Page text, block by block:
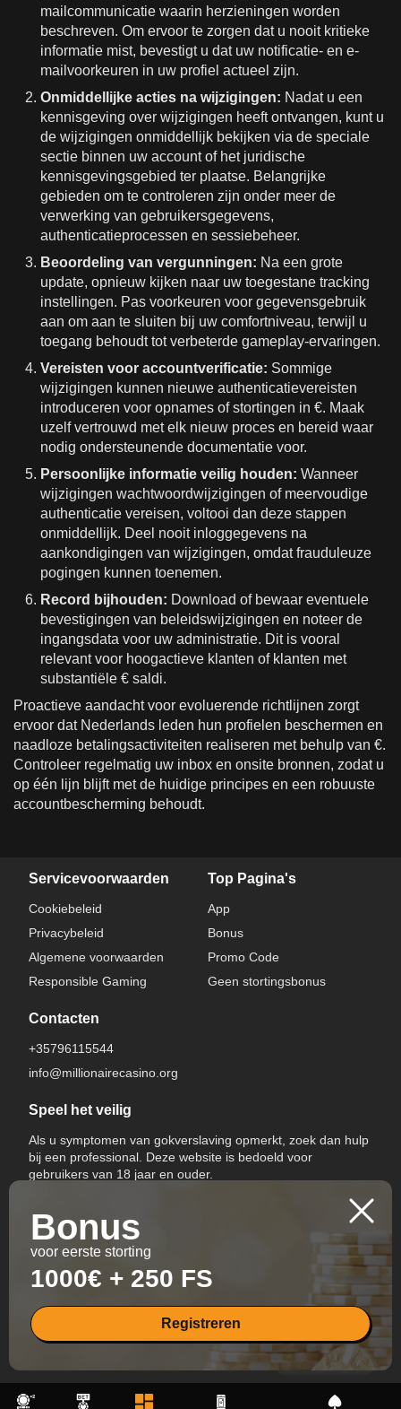
mailcommunicatie waarin herzieningen worden
beschreven. Om ervoor te zorgen dat u nooit kritieke
informatie mist, bevestigt u dat uw notificatie- en e-
mailvoorkeuren in uw profiel actueel zijn.
Onmiddellijke acties na wijzigingen: Nadat u een
kennisgeving over wijzigingen heeft ontvangen, kunt u
de wijzigingen onmiddellijk bekijken via de speciale
sectie binnen uw account of het juridische
kennisgevingsgebied ter plaatse. Belangrijke
gebieden om te controleren zijn onder meer de
verwerking van gebruikersgegevens,
authenticatieprocessen en sessiebeheer.
Beoordeling van vergunningen: Na een grote
update, opnieuw kijken naar uw toegestane tracking
instellingen. Pas voorkeuren voor gegevensgebruik
aan om aan te sluiten bij uw comfortniveau, terwijl u
toegang behoudt tot verbeterde gameplay-ervaringen.
Vereisten voor accountverificatie: Sommige
wijzigingen kunnen nieuwe authenticatievereisten
introduceren voor opnames of stortingen in €. Maak
uzelf vertrouwd met elk nieuw proces en bereid waar
nodig ondersteunende documentatie voor.
Persoonlijke informatie veilig houden: Wanneer
wijzigingen wachtwoordwijzigingen of meervoudige
authenticatie vereisen, voltooi dan deze stappen
onmiddellijk. Deel nooit inloggegevens na
aankondigingen van wijzigingen, omdat frauduleuze
pogingen kunnen toenemen.
Record bijhouden: Download of bewaar eventuele
bevestigingen van beleidswijzigingen en noteer de
ingangsdata voor uw administratie. Dit is vooral
relevant voor hoogactieve klanten of klanten met
substantiële € saldi.
Proactieve aandacht voor evoluerende richtlijnen zorgt
ervoor dat Nederlands leden hun profielen beschermen en
naadloze betalingsactiviteiten realiseren met behulp van €.
Controleer regelmatig uw inbox en onsite bronnen, zodat u
op één lijn blijft met de huidige principes en een robuuste
accountbescherming behoudt.
Bonus
voor eerste storting
1000€ + 250 FS
Registreren
Servicevoorwaarden
Cookiebeleid
Privacybeleid
Algemene voorwaarden
Responsible Gaming
Top Pagina's
App
Bonus
Promo Code
Geen stortingsbonus
Contacten
+35796115544
info@millionairecasino.org
Speel het veilig
Als u symptomen van gokverslaving opmerkt, zoek dan hulp
bij een professional. Deze website is bedoeld voor
gebruikers van 18 jaar en ouder.
Switch Language